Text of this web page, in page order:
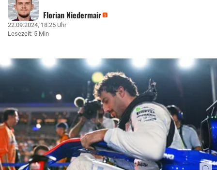
Florian Niedermair
22.09.2024, 18:25 Uhr
Lesezeit: 5 Min